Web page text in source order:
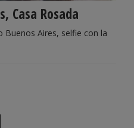
Casa Rosada
Buenos Aires, selfie con la